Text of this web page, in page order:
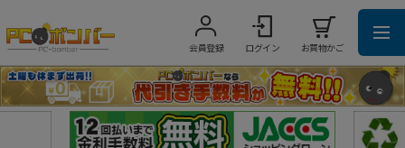
会員登録 ログイン お買物かご